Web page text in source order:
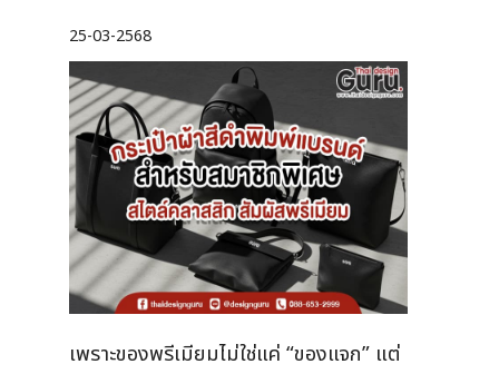
25-03-2568
เพราะของพรีเมียมไม่ใช่แค่ “ของแจก” แต่